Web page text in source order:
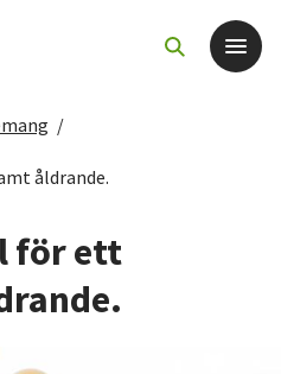
/
åldrande.
för ett